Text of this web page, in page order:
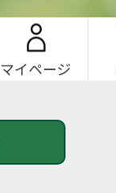
マイページ